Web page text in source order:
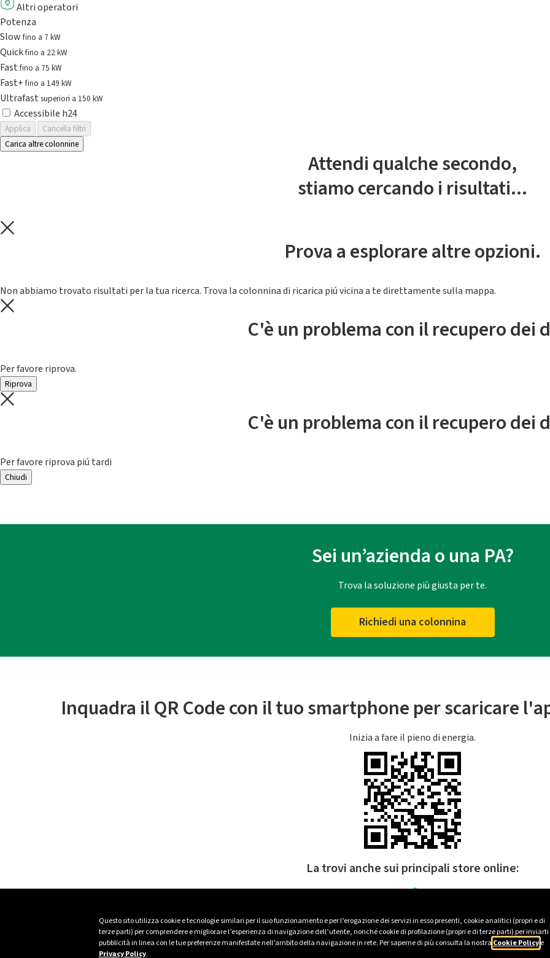
Questo sito utilizza cookie e tecnologie similari per il suo funzionamento e per l’erogazione dei servizi in esso presenti, cookie analitici (propri e di
terze parti) per comprendere e migliorare l’esperienza di navigazione dell’utente, nonché cookie di profilazione (propri e di terze parti) per inviarti
pubblicità in linea con le tue preferenze manifestate nell’ambito della navigazione in rete. Per saperne di più consulta la nostra Cookie Policye
Privacy Policy.
Altri operatori
Potenza
Slowfino a 7 kW
Quickfino a 22 kW
Fastfino a 75 kW
Fast+fino a 149 kW
Ultrafast superiori a 150 kW
Accessibile h24
Applica
Cancella filtri
Carica altre colonnine
Attendi qualche secondo,
stiamo cercando i risultati...
Prova a esplorare altre opzioni.
Non abbiamo trovato risultati per la tua ricerca. Trova la colonnina di ricarica piú vicina a te direttamente sulla mappa.
C'è un problema con il recupero dei
Per favore riprova.
Riprova
C'è un problema con il recupero dei
Per favore riprova piú tardi
Chiudi
Sei un’azienda o una PA?
Trova la soluzione più giusta per te.
Richiedi una colonnina
Inquadra il QR Code con il tuo smartphone per scaricare
Inizia a fare il pieno di energia.
La trovi anche sui principali store online: